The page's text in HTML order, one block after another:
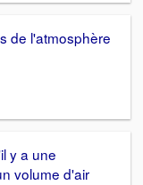
de l'atmosphère
y a une
volume d'air